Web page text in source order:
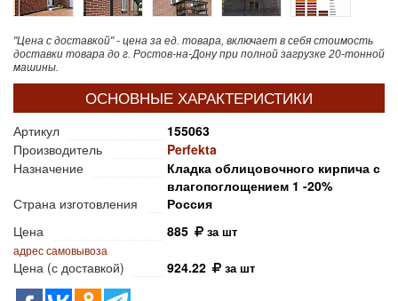
"Цена с доставкой" - цена за ед. товара, включает в себя стоимость
доставки товара до г. Ростов-на-Дону при полной загрузке 20-тонной
машины.
ОСНОВНЫЕ ХАРАКТЕРИСТИКИ
Артикул
155063
Производитель
Perfekta
Назначение
Кладка облицовочного кирпича с
влагопоглощением 1 -20%
Страна изготовления
Россия
Цена
885 за шт
адрес самовывоза
Цена (с доставкой) 924.22 за шт